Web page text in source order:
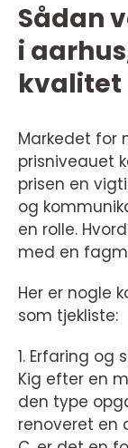
Sådan
i
kvalitet
Markedet for
prisniveauet
prisen en
og
en rolle.
med en
Her er nogle
som tjekliste:
1. Erfaring og
Kig efter en
den type
renoveret en